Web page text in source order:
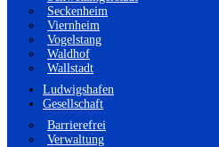
Seckenheim
Viernheim
Vogelstang
Waldhof
Wallstadt
Ludwigshafen
Gesellschaft
Barrierefrei
Verwaltung